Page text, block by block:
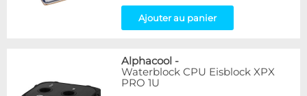
Ajouter au panier
Alphacool -
Waterblock CPU Eisblock XPX
PRO 1U